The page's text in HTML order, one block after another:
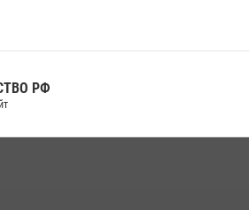
к 105-летию Центрального
РФ